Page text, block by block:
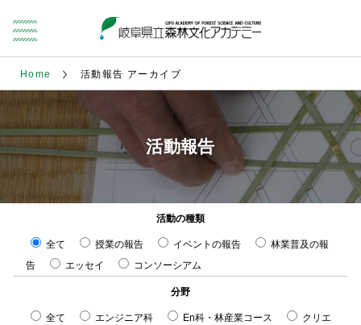
Home 活動報告 アーカイブ
活動報告
活動の種類
全て 授業の報告 イベントの報告
林業普及の報
告
エッセイ コンソーシアム
分野
全て エンジニア科 En科・林産業コース
クリエ